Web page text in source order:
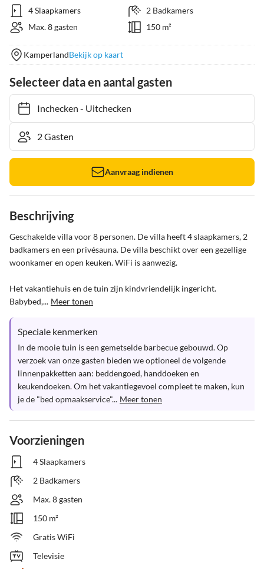
4 Slaapkamers
2 Badkamers
Max. 8 gasten
150 m²
KamperlandBekijk op kaart
Selecteer data en aantal gasten
Inchecken- Uitchecken
Aanvraag indienen
Beschrijving
Geschakelde villa voor 8 personen. De villa heeft 4 slaapkamers, 2
badkamers en een privésauna. De villa beschikt over een gezellige
woonkamer en open keuken. WiFi is aanwezig.
Het vakantiehuis en de tuin zijn kindvriendelijk ingericht.
Babybed,... Meer tonen
Speciale kenmerken
In de mooie tuin is een gemetselde barbecue gebouwd. Op
verzoek van onze gasten bieden we optioneel de volgende
linnenpakketten aan: beddengoed, handdoeken en
keukendoeken. Om het vakantiegevoel compleet te maken, kun
je de "bed opmaakservice"... Meer tonen
Voorzieningen
4 Slaapkamers
2 Badkamers
Max. 8 gasten
150 m²
Gratis WiFi
Televisie